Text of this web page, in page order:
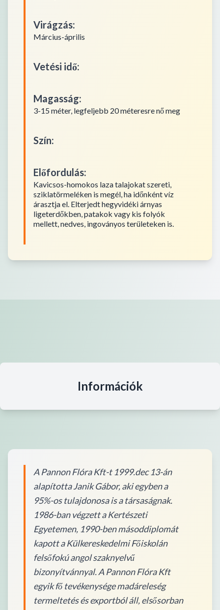
Virágzás:
Március-április
Vetési idő:
Magasság:
3-15 méter, legfeljebb 20 méteresre nő meg
Szín:
Előfordulás:
Kavicsos-homokos laza talajokat szereti,
sziklatörmeléken is megél, ha időnként víz
árasztja el. Elterjedt hegyvidéki árnyas
ligeterdőkben, patakok vagy kis folyók
mellett, nedves, ingoványos területeken is.
Információk
A Pannon Flóra Kft-t 1999.dec 13-án
alapította Janik Gábor, aki egyben a
95%-os tulajdonosa is a társaságnak.
1986-ban végzett a Kertészeti
Egyetemen, 1990-ben másoddiplomát
kapott a Külkereskedelmi Főiskolán
felsőfokú angol szaknyelvű
bizonyítvánnyal. A Pannon Flóra Kft
egyik fő tevékenysége madáreleség
termeltetés és exportból áll, elsősorban